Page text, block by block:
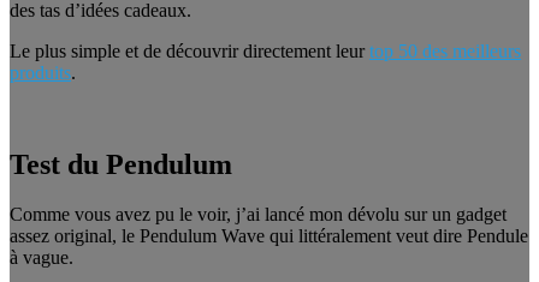
des tas d’idées cadeaux.
Le plus simple et de découvrir directement leurtop 50 des meilleurs
produits.
Test du Pendulum
Comme vous avez pu le voir, j’ai lancé mon dévolu sur un gadget
assez original, le Pendulum Wave qui littéralement veut dire Pendule
à vague.